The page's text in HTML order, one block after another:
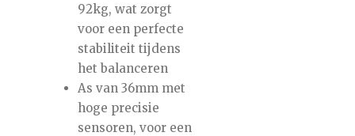
92kg, wat zorgt
voor een perfecte
stabiliteit tijdens
het balanceren
As van 36mm met
hoge precisie
sensoren, voor een